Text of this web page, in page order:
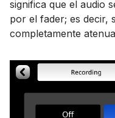
significa que el audio
por el fader; es decir,
completamente